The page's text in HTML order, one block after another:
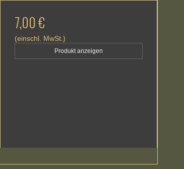
7,00 €
(einschl. MwSt.)
Produkt anzeigen